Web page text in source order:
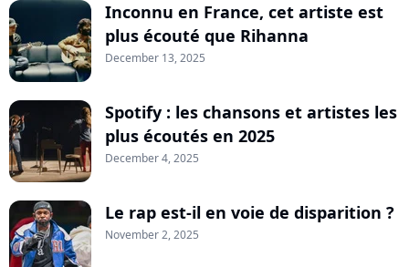
Inconnu en France, cet artiste est
plus écouté que Rihanna
December 13, 2025
Spotify : les chansons et artistes les
plus écoutés en 2025
December 4, 2025
Le rap est-il en voie de disparition ?
November 2, 2025